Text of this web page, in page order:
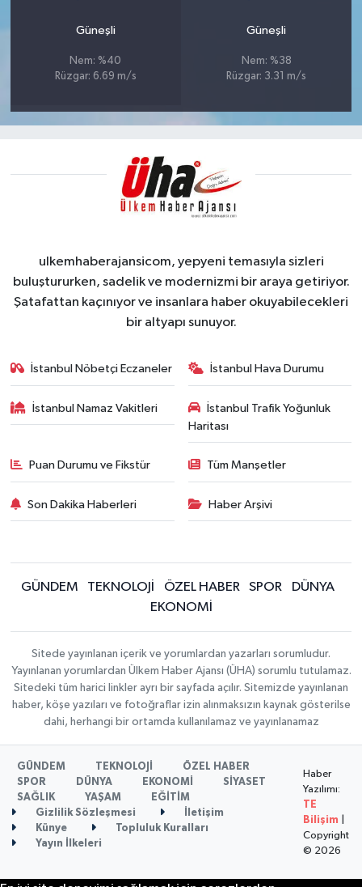
Güneşli
Nem: %40
Rüzgar: 6.69 m/s
Güneşli
Nem: %38
Rüzgar: 3.31 m/s
ulkemhaberajansicom, yepyeni temasıyla sizleri
buluştururken, sadelik ve modernizmi bir araya getiriyor.
Şatafattan kaçınıyor ve insanlara haber okuyabilecekleri
bir altyapı sunuyor.
İstanbul Nöbetçi Eczaneler İstanbul Hava Durumu
İstanbul Namaz Vakitleri
İstanbul Trafik Yoğunluk
Haritası
Puan Durumu ve Fikstür Tüm Manşetler
Son Dakika Haberleri Haber Arşivi
GÜNDEM TEKNOLOJİ ÖZEL HABER SPOR
DÜNYA
EKONOMİ
Sitede yayınlanan içerik ve yorumlardan yazarları sorumludur.
Yayınlanan yorumlardan Ülkem Haber Ajansı (ÜHA) sorumlu tutulamaz.
Sitedeki tüm harici linkler ayrı bir sayfada açılır. Sitemizde yayınlanan
haber, köşe yazıları ve fotoğraflar izin alınmaksızın kaynak gösterilse
dahi, herhangi bir ortamda kullanılamaz ve yayınlanamaz
GÜNDEM TEKNOLOJİ
ÖZEL HABER
SPOR
DÜNYA EKONOMİ
SİYASET
SAĞLIK
YAŞAM
EĞİTİM
Gizlilik Sözleşmesi
İletişim
Künye
Topluluk Kuralları
Yayın İlkeleri
Haber
Yazılımı:
TE
Bilişim
Copyright
© 2026